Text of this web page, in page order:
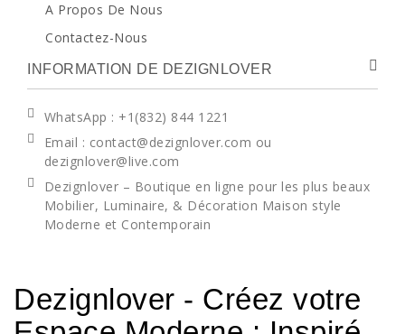
A Propos De Nous
Contactez-Nous
INFORMATION DE DEZIGNLOVER
WhatsApp : +1(832) 844 1221
Email : contact@dezignlover.com ou
dezignlover@live.com
Dezignlover – Boutique en ligne pour les plus beaux
Mobilier, Luminaire, & Décoration Maison style
Moderne et Contemporain
Dezignlover - Créez votre